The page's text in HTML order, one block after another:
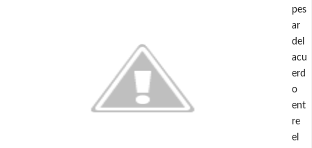
pes
ar
del
acu
erd
o
ent
re
el